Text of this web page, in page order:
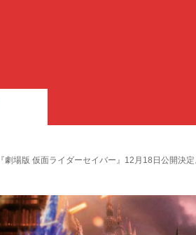
『劇場版 仮面ライダーセイバー』12月18日公開決